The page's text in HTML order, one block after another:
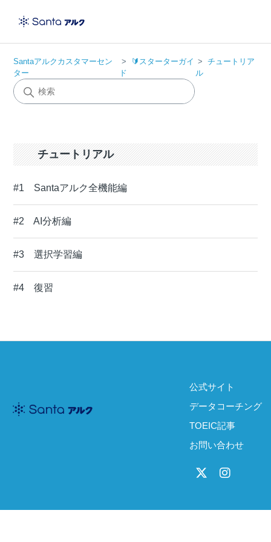
Santaアルクカスタマーセン
ター
🔰スターターガイ
ド
チュートリア
ル
チュートリアル
#1 Santaアルク全機能編
#2 AI分析編
#3 選択学習編
#4 復習
公式サイト
データコーチング
TOEIC記事
お問い合わせ